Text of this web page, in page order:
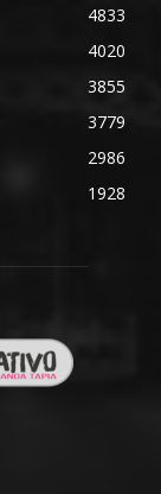
4833
4020
3855
3779
2986
1928